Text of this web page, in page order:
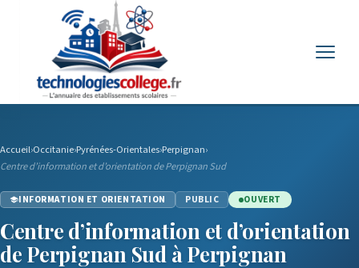
Accueil›Occitanie›Pyrénées-Orientales›Perpignan›
Centre d’information et d’orientation de Perpignan Sud
INFORMATION ET ORIENTATION PUBLIC OUVERT
Centre d’information et d’orientation
de Perpignan Sud à Perpignan